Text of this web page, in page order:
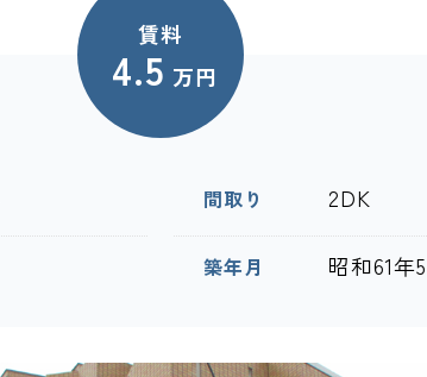
賃料
4.5 万円
間取り 2DK
築年月 昭和61年